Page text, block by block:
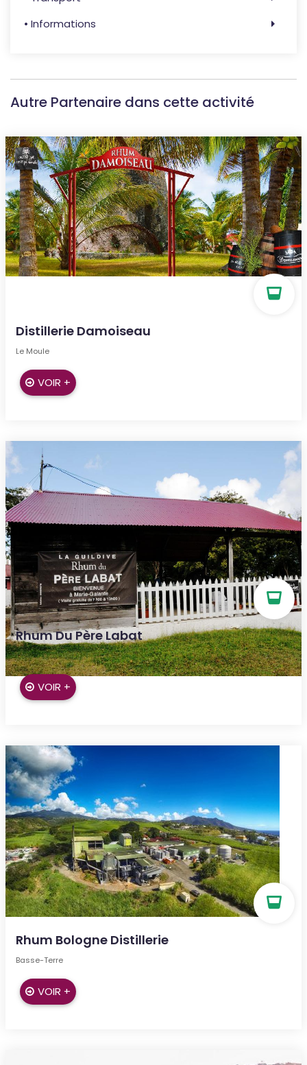
• Informations
Autre Partenaire dans cette activité
Distillerie Damoiseau
Le Moule
VOIR +
Rhum Du Père Labat
Grand bourg
VOIR +
Rhum Bologne Distillerie
Basse-Terre
VOIR +